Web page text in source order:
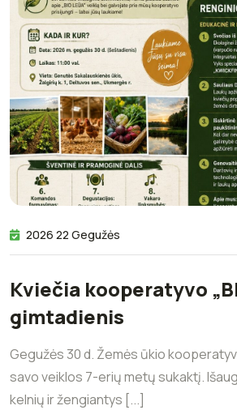
2026 22 Gegužės
Kviečia kooperatyvo
gimtadienis
Gegužės 30 d. Žemės ūkio
savo veiklos 7-erių metų sukaktį.
kelnių ir žengiantys [...]